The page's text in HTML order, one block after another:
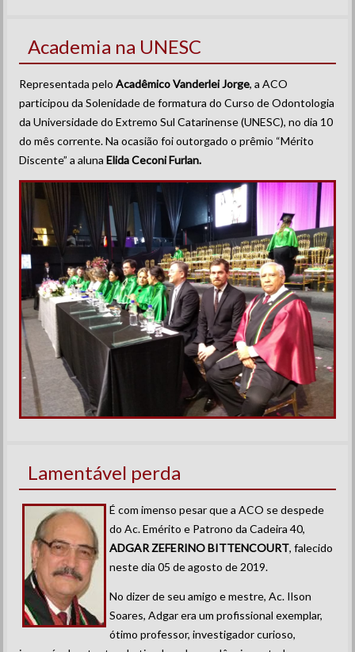
Academia na UNESC
Representada peloAcadêmico Vanderlei Jorge, a ACO
participou da Solenidade de formatura do Curso de Odontologia
da Universidade do Extremo Sul Catarinense (UNESC), no dia 10
do mês corrente. Na ocasião foi outorgado o prêmio “Mérito
Discente” a aluna Elida Ceconi Furlan.
Lamentável perda
É com imenso pesar que a ACO se despede
do Ac. Emérito e Patrono da Cadeira 40,
ADGAR ZEFERINO BITTENCOURT, falecido
neste dia 05 de agosto de 2019.
No dizer de seu amigo e mestre, Ac. Ilson
Soares, Adgar era um profissional exemplar,
ótimo professor, investigador curioso,